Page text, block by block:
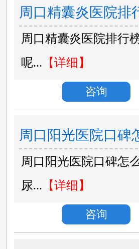
周口精囊炎医院排
危害？
周口精囊炎医院排行
呢... 【详细】
咨询
周口阳光医院口碑
些危害？
周口阳光医院口碑怎
尿... 【详细】
咨询